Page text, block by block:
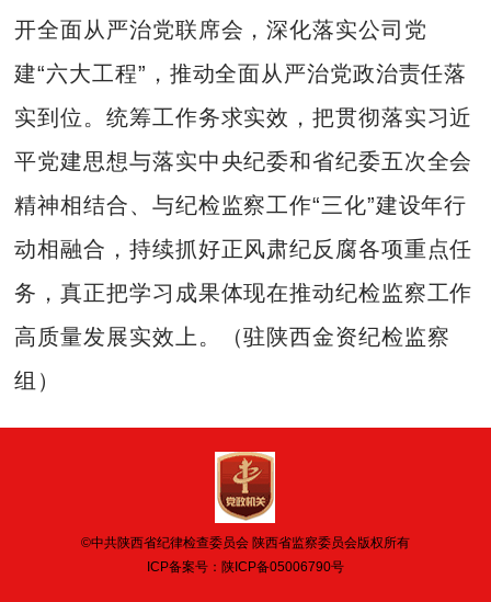
开全面从严治党联席会，深化落实公司党
建“六大工程”，推动全面从严治党政治责任落
实到位。统筹工作务求实效，把贯彻落实习近
平党建思想与落实中央纪委和省纪委五次全会
精神相结合、与纪检监察工作“三化”建设年行
动相融合，持续抓好正风肃纪反腐各项重点任
务，真正把学习成果体现在推动纪检监察工作
高质量发展实效上。（驻陕西金资纪检监察
组）
©中共陕西省纪律检查委员会 陕西省监察委员会版权所有
ICP备案号： 陕ICP备05006790号